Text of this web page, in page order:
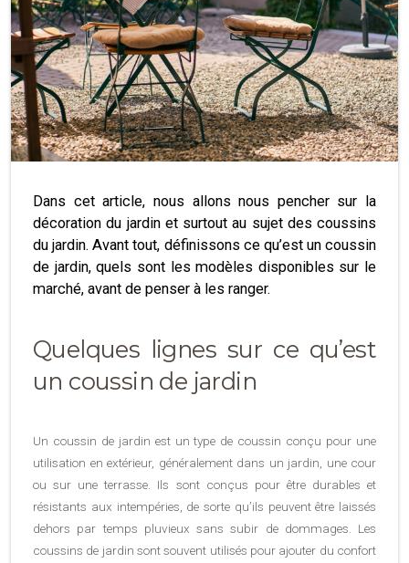
Dans cet article, nous allons nous pencher sur la
décoration du jardin et surtout au sujet des coussins
du jardin. Avant tout, définissons ce qu’est un coussin
de jardin, quels sont les modèles disponibles sur le
marché, avant de penser à les ranger.
Quelques lignes sur ce qu’est
un coussin de jardin
Un coussin de jardin est un type de coussin conçu pour une
utilisation en extérieur, généralement dans un jardin, une cour
ou sur une terrasse. Ils sont conçus pour être durables et
résistants aux intempéries, de sorte qu’ils peuvent être laissés
dehors par temps pluvieux sans subir de dommages. Les
coussins de jardin sont souvent utilisés pour ajouter du confort